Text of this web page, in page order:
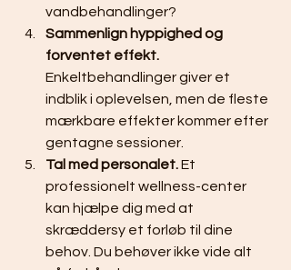
vandbehandlinger?
Sammenlign hyppighed og
forventet effekt.
Enkeltbehandlinger giver et
indblik i oplevelsen, men de fleste
mærkbare effekter kommer efter
gentagne sessioner.
Tal med personalet. Et
professionelt wellness-center
kan hjælpe dig med at
skræddersy et forløb til dine
behov. Du behøver ikke vide alt